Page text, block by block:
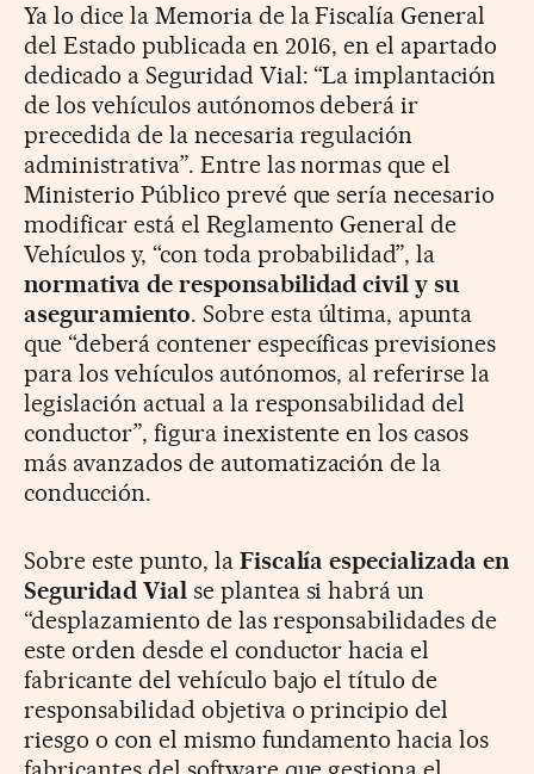
Ya lo dice la Memoria de la Fiscalía General
del Estado publicada en 2016, en el apartado
dedicado a Seguridad Vial: “La implantación
de los vehículos autónomos deberá ir
precedida de la necesaria regulación
administrativa”. Entre las normas que el
Ministerio Público prevé que sería necesario
modificar está el Reglamento General de
Vehículos y, “con toda probabilidad”, la
normativa de responsabilidad civil y su
aseguramiento. Sobre esta última, apunta
que “deberá contener específicas previsiones
para los vehículos autónomos, al referirse la
legislación actual a la responsabilidad del
conductor”, figura inexistente en los casos
más avanzados de automatización de la
conducción.
Sobre este punto, la Fiscalía especializada en
Seguridad Vialse plantea si habrá un
“desplazamiento de las responsabilidades de
este orden desde el conductor hacia el
fabricante del vehículo bajo el título de
responsabilidad objetiva o principio del
riesgo o con el mismo fundamento hacia los